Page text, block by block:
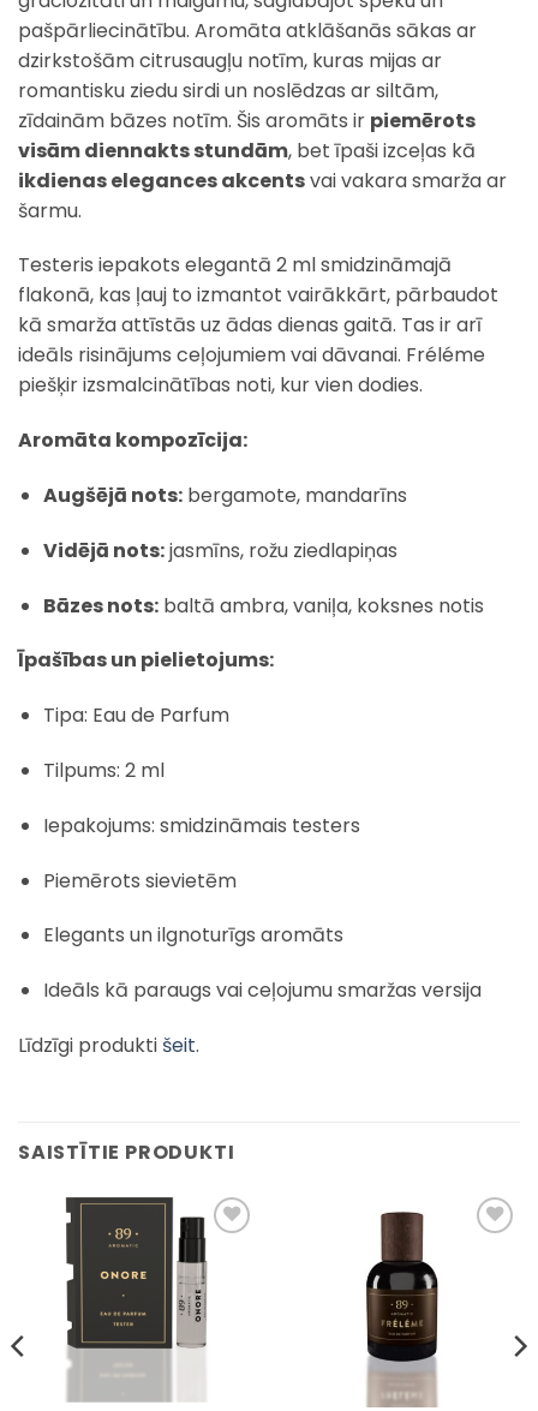
pašpārliecinātību. Aromāta atklāšanās sākas ar
dzirkstošām citrusaugļu notīm, kuras mijas ar
romantisku ziedu sirdi un noslēdzas ar siltām,
zīdainām bāzes notīm. Šis aromāts ir piemērots
visām diennakts stundām, bet īpaši izceļas kā
ikdienas elegances akcentsvai vakara smarža ar
šarmu.
Testeris iepakots elegantā 2 ml smidzināmajā
flakonā, kas ļauj to izmantot vairākkārt, pārbaudot
kā smarža attīstās uz ādas dienas gaitā. Tas ir arī
ideāls risinājums ceļojumiem vai dāvanai. Fréléme
piešķir izsmalcinātības noti, kur vien dodies.
Aromāta kompozīcija:
Augšējā nots:bergamote, mandarīns
Vidējā nots:jasmīns, rožu ziedlapiņas
Bāzes nots:baltā ambra, vaniļa, koksnes notis
Īpašības un pielietojums:
Tipa: Eau de Parfum
Tilpums: 2 ml
Iepakojums: smidzināmais testers
Piemērots sievietēm
Elegants un ilgnoturīgs aromāts
Ideāls kā paraugs vai ceļojumu smaržas versija
Līdzīgi produkti šeit.
SAISTĪTIE PRODUKTI